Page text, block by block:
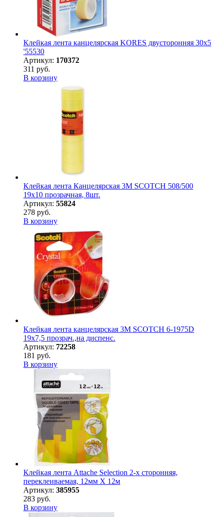
Клейкая лента канцелярская KORES двусторонняя 30х5
'55530
Артикул: 170372
311 руб.
В корзину
Клейкая лента Канцелярская 3M SCOTCH 508/500
19х10 прозрачная, 8шт.
Артикул: 55824
278 руб.
В корзину
Клейкая лента канцелярская 3M SCOTCH 6-1975D
19х7,5 прозрач.,на диспенс.
Артикул: 72258
181 руб.
В корзину
Клейкая лента Attache Selection 2-х сторонняя,
переклеиваемая, 12мм Х 12м
Артикул: 385955
283 руб.
В корзину